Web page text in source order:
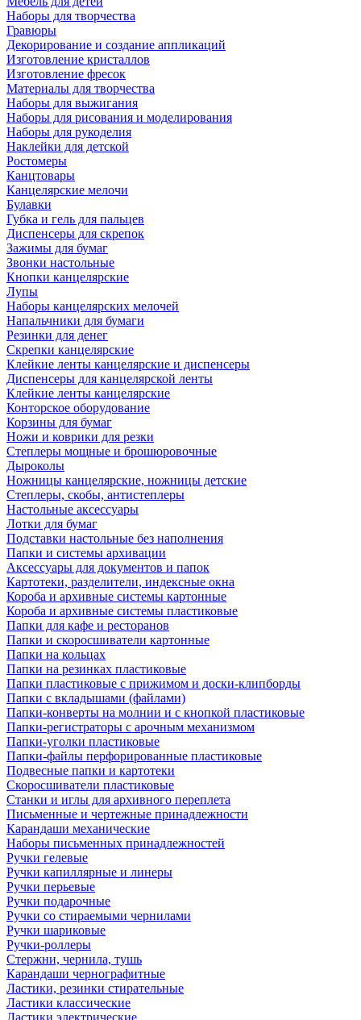
Наборы для творчества
Гравюры
Декорирование и создание аппликаций
Изготовление кристаллов
Изготовление фресок
Материалы для творчества
Наборы для выжигания
Наборы для рисования и моделирования
Наборы для рукоделия
Наклейки для детской
Ростомеры
Канцтовары
Канцелярские мелочи
Булавки
Губка и гель для пальцев
Диспенсеры для скрепок
Зажимы для бумаг
Звонки настольные
Кнопки канцелярские
Лупы
Наборы канцелярских мелочей
Напальчники для бумаги
Резинки для денег
Скрепки канцелярские
Клейкие ленты канцелярские и диспенсеры
Диспенсеры для канцелярской ленты
Клейкие ленты канцелярские
Конторское оборудование
Корзины для бумаг
Ножи и коврики для резки
Степлеры мощные и брошюровочные
Дыроколы
Ножницы канцелярские, ножницы детские
Степлеры, скобы, антистеплеры
Настольные аксессуары
Лотки для бумаг
Подставки настольные без наполнения
Папки и системы архивации
Аксессуары для документов и папок
Картотеки, разделители, индексные окна
Короба и архивные системы картонные
Короба и архивные системы пластиковые
Папки для кафе и ресторанов
Папки и скоросшиватели картонные
Папки на кольцах
Папки на резинках пластиковые
Папки пластиковые с прижимом и доски-клипборды
Папки с вкладышами (файлами)
Папки-конверты на молнии и с кнопкой пластиковые
Папки-регистраторы с арочным механизмом
Папки-уголки пластиковые
Папки-файлы перфорированные пластиковые
Подвесные папки и картотеки
Скоросшиватели пластиковые
Станки и иглы для архивного переплета
Письменные и чертежные принадлежности
Карандаши механические
Наборы письменных принадлежностей
Ручки гелевые
Ручки капиллярные и линеры
Ручки перьевые
Ручки подарочные
Ручки со стираемыми чернилами
Ручки шариковые
Ручки-роллеры
Стержни, чернила, тушь
Карандаши чернографитные
Ластики, резинки стирательные
Ластики классические
Ластики электрические